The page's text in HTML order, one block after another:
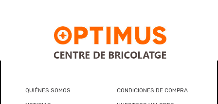
QUIÉNES SOMOS CONDICIONES DE COMPRA